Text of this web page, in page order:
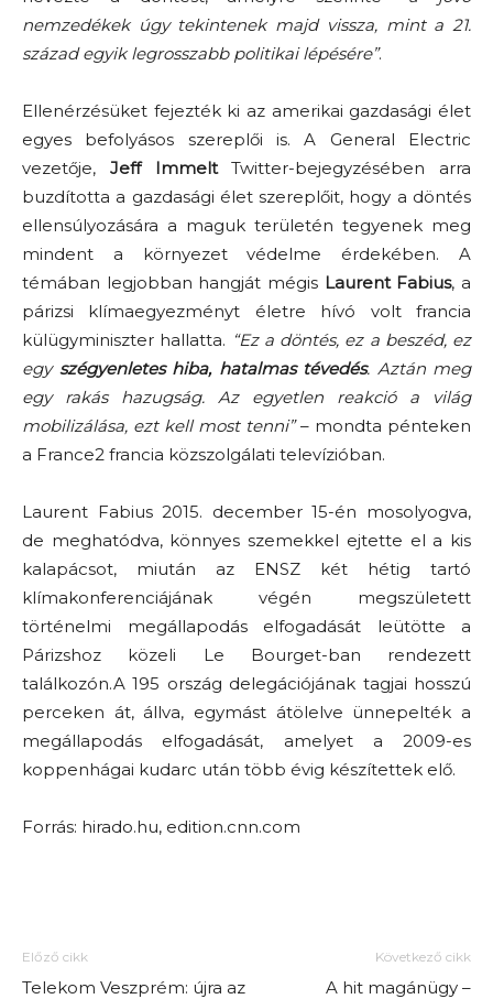
nemzedékek úgy tekintenek majd vissza, mint a 21.
század egyik legrosszabb politikai lépésére”.
Ellenérzésüket fejezték ki az amerikai gazdasági élet
egyes befolyásos szereplői is. A General Electric
vezetője, Jeff ImmeltTwitter-bejegyzésében arra
buzdította a gazdasági élet szereplőit, hogy a döntés
ellensúlyozására a maguk területén tegyenek meg
mindent a környezet védelme érdekében. A
témában legjobban hangját mégis Laurent Fabius, a
párizsi klímaegyezményt életre hívó volt francia
külügyminiszter hallatta. “Ez a döntés, ez a beszéd, ez
egy szégyenletes hiba, hatalmas tévedés. Aztán meg
egy rakás hazugság. Az egyetlen reakció a világ
mobilizálása, ezt kell most tenni”– mondta pénteken
a France2 francia közszolgálati televízióban.
Laurent Fabius 2015. december 15-én mosolyogva,
de meghatódva, könnyes szemekkel ejtette el a kis
kalapácsot, miután az ENSZ két hétig tartó
klímakonferenciájának végén megszületett
történelmi megállapodás elfogadását leütötte a
Párizshoz közeli Le Bourget-ban rendezett
találkozón.A 195 ország delegációjának tagjai hosszú
perceken át, állva, egymást átölelve ünnepelték a
megállapodás elfogadását, amelyet a 2009-es
koppenhágai kudarc után több évig készítettek elő.
Forrás: hirado.hu, edition.cnn.com
Előző cikk
Telekom Veszprém: újra az
Következő cikk
A hit magánügy –